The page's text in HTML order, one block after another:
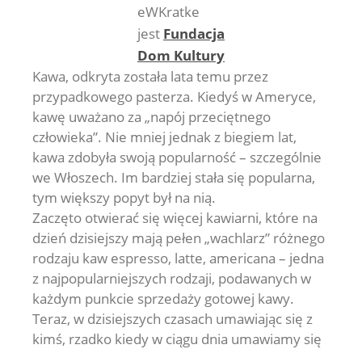
eWKratke
jest Fundacja
Dom Kultury
Kawa, odkryta została lata temu przez
przypadkowego pasterza. Kiedyś w Ameryce,
kawę uważano za „napój przeciętnego
człowieka”. Nie mniej jednak z biegiem lat,
kawa zdobyła swoją popularność – szczególnie
we Włoszech. Im bardziej stała się popularna,
tym większy popyt był na nią.
Zaczęto otwierać się więcej kawiarni, które na
dzień dzisiejszy mają pełen „wachlarz” różnego
rodzaju kaw espresso, latte, americana – jedna
z najpopularniejszych rodzaji, podawanych w
każdym punkcie sprzedaży gotowej kawy.
Teraz, w dzisiejszych czasach umawiając się z
kimś, rzadko kiedy w ciągu dnia umawiamy się